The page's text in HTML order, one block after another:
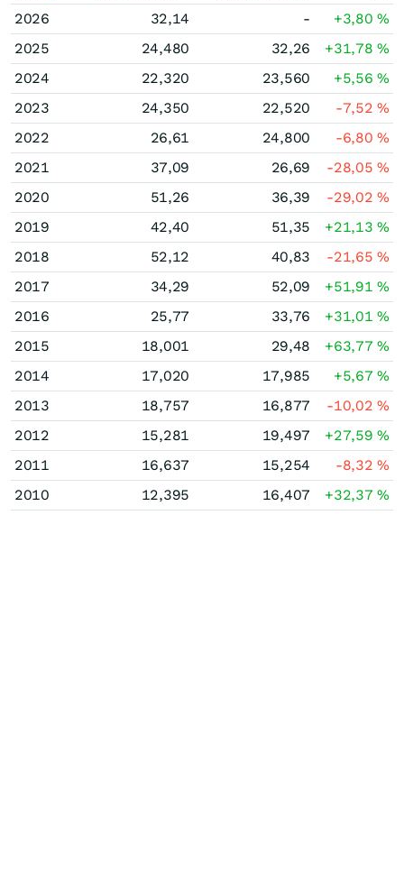
2026
32,14 - +3,80%
2025
24,480 32,26 +31,78%
2024
22,320 23,560 +5,56%
2023
24,350 22,520 -7,52%
2022
26,61 24,800 -6,80%
2021
37,09 26,69 -28,05%
2020
51,26 36,39 -29,02%
2019
42,40 51,35 +21,13%
2018
52,12 40,83 -21,65%
2017
34,29 52,09 +51,91%
2016
25,77 33,76 +31,01%
2015
18,001 29,48 +63,77%
2014
17,020 17,985 +5,67%
2013
18,757 16,877 -10,02%
2012
15,281 19,497 +27,59%
2011
16,637 15,254 -8,32%
2010
12,395 16,407 +32,37%